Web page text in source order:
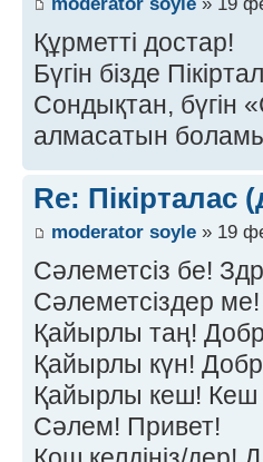
Құрметті достар!
Бүгін бізде
Сондықтан, бүгін
алмасатын
Re: Пікірталас
moderator soyle » 19
Сәлеметсіз бе!
Сәлеметсіздер
Қайырлы таң!
Қайырлы күн!
Қайырлы кеш!
Сәлем! Привет!